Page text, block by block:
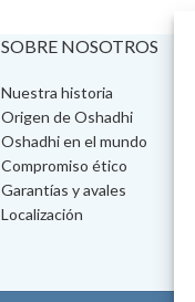
SOBRE NOSOTROS
Nuestra historia
Origen de Oshadhi
Oshadhi en el mundo
Compromiso ético
Garantías y avales
Localización